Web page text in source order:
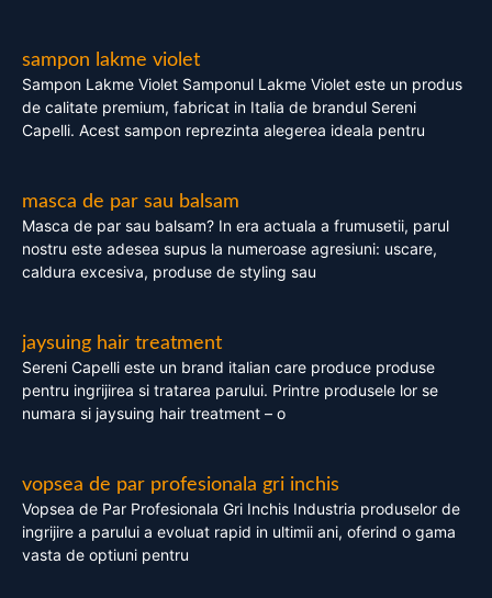
sampon lakme violet
Sampon Lakme Violet Samponul Lakme Violet este un produs
de calitate premium, fabricat in Italia de brandul Sereni
Capelli. Acest sampon reprezinta alegerea ideala pentru
masca de par sau balsam
Masca de par sau balsam? In era actuala a frumusetii, parul
nostru este adesea supus la numeroase agresiuni: uscare,
caldura excesiva, produse de styling sau
jaysuing hair treatment
Sereni Capelli este un brand italian care produce produse
pentru ingrijirea si tratarea parului. Printre produsele lor se
numara si jaysuing hair treatment – o
vopsea de par profesionala gri inchis
Vopsea de Par Profesionala Gri Inchis Industria produselor de
ingrijire a parului a evoluat rapid in ultimii ani, oferind o gama
vasta de optiuni pentru